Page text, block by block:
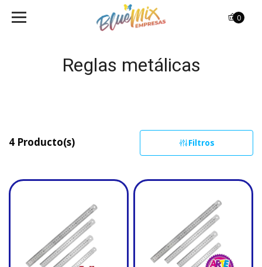
0
Reglas metálicas
4 Producto(s) Filtros